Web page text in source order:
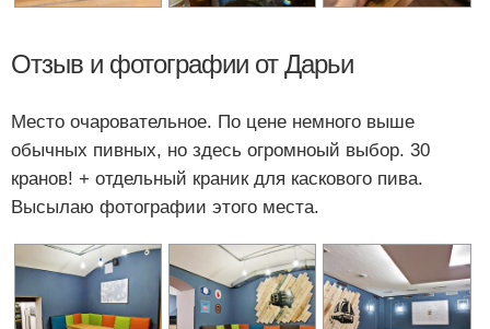
Отзыв и фотографии от Дарьи
Место очаровательное. По цене немного выше
обычных пивных, но здесь огромноый выбор. 30
кранов! + отдельный краник для каскового пива.
Высылаю фотографии этого места.